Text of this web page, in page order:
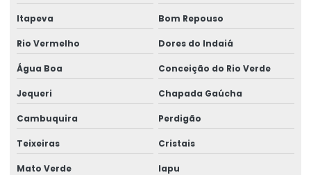
Itapeva Bom Repouso
Rio Vermelho Dores do Indaiá
Água Boa Conceição do Rio Verde
Jequeri Chapada Gaúcha
Cambuquira Perdigão
Teixeiras Cristais
Mato Verde Iapu